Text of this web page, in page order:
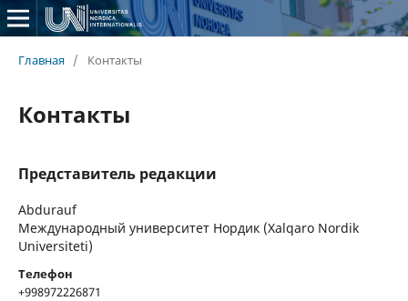
Главная / Контакты
Контакты
Представитель редакции
Abdurauf
Международный университет Нордик (Xalqaro Nordik
Universiteti)
Телефон
+998972226871